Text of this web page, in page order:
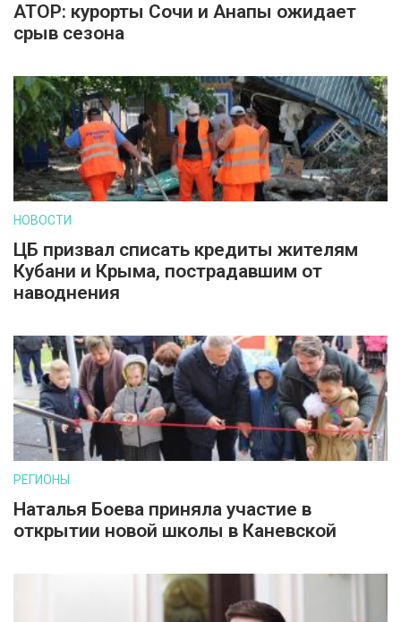
АТОР: курорты Сочи и Анапы ожидает
срыв сезона
НОВОСТИ
ЦБ призвал списать кредиты жителям
Кубани и Крыма, пострадавшим от
наводнения
РЕГИОНЫ
Наталья Боева приняла участие в
открытии новой школы в Каневской